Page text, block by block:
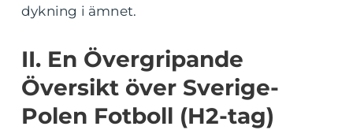
dykning i ämnet.
II. En Övergripande
Översikt över Sverige-
Polen Fotboll (H2-tag)